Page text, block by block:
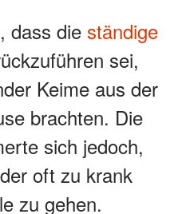
dass die ständige
sei,
Keime aus der
brachten. Die
sich jedoch,
oft zu krank
zu gehen.